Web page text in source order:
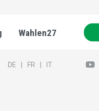
Wahlen27
DE FR IT